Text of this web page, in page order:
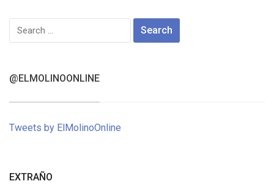
Search
for:
@ELMOLINOONLINE
Tweets by ElMolinoOnline
EXTRAÑO